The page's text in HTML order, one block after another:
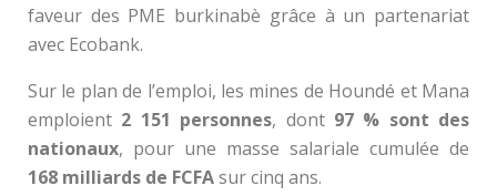
faveur des PME burkinabè grâce à un partenariat
avec Ecobank.
Sur le plan de l’emploi, les mines de Houndé et Mana
emploient 2 151 personnes, dont 97 % sont des
nationaux, pour une masse salariale cumulée de
168 milliards de FCFAsur cinq ans.